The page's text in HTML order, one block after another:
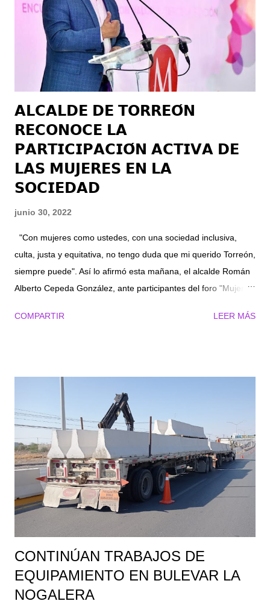
desempeñado en los puestos de encargado de la Segunda
Visitaduria Regional, Visitador Itinerante, así como Secretario
Técnico y Titular de la Unidad de Transparencia en la
Comisión de Derechos Humanos d...
𝗔𝗟𝗖𝗔𝗟𝗗𝗘 𝗗𝗘 𝗧𝗢𝗥𝗥𝗘𝗢́𝗡
𝗥𝗘𝗖𝗢𝗡𝗢𝗖𝗘 𝗟𝗔
𝗣𝗔𝗥𝗧𝗜𝗖𝗜𝗣𝗔𝗖𝗜𝗢́𝗡 𝗔𝗖𝗧𝗜𝗩𝗔 𝗗𝗘
𝗟𝗔𝗦 𝗠𝗨𝗝𝗘𝗥𝗘𝗦 𝗘𝗡 𝗟𝗔
𝗦𝗢𝗖𝗜𝗘𝗗𝗔𝗗
junio 30, 2022
"Con mujeres como ustedes, con una sociedad inclusiva,
culta, justa y equitativa, no tengo duda que mi querido Torreón,
siempre puede". Así lo afirmó esta mañana, el alcalde Román
Alberto Cepeda González, ante participantes del foro "Mujeres,
Multimedios, es un espacio de diálogo con mujeres
sociedad equitativa. Acompañado de su esposa Selina Bremer
de Cepeda, Presidenta Honoraria del DIF Torreón,
funcionarias estatales y municipales, conferencistas y
autoridades de las empresas organizadoras, Cepeda
González reconoció la labor de la mujer en la sociedad,
destacando su participación en el sector económico. Dio a
conocer que el 50% de la población económicamente activa en
Torreón son mujeres, de las cuales más del 90% ti...
COMPARTIR LEER MÁS
CONTINÚAN TRABAJOS DE
EQUIPAMIENTO EN BULEVAR LA
NOGALERA